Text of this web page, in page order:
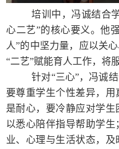
培训中，冯诚结合
心二艺”的核心要义。他
人”的中坚力量，应以关
“二艺”赋能育人工作，将
针对“三心”，冯诚
要尊重学生个性差异，
是耐心，要冷静应对学生
以悉心陪伴指导帮助学
业、心理与生活状态，